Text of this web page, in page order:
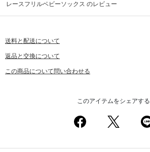
レースフリルベビーソックス のレビュー
送料と配送について
返品と交換について
この商品について問い合わせる
このアイテムをシェアする